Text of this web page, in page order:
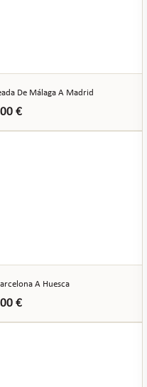
De Málaga A Madrid
€
A Huesca
€